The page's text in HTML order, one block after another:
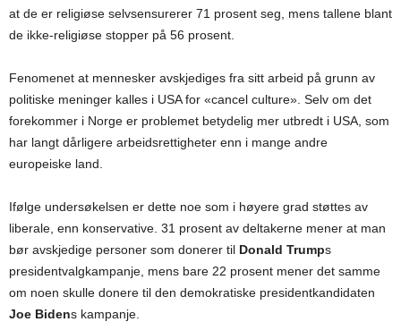
at de er religiøse selvsensurerer 71 prosent seg, mens tallene blant
de ikke-religiøse stopper på 56 prosent.
Fenomenet at mennesker avskjediges fra sitt arbeid på grunn av
politiske meninger kalles i USA for «cancel culture». Selv om det
forekommer i Norge er problemet betydelig mer utbredt i USA, som
har langt dårligere arbeidsrettigheter enn i mange andre
europeiske land.
Ifølge undersøkelsen er dette noe som i høyere grad støttes av
liberale, enn konservative. 31 prosent av deltakerne mener at man
bør avskjedige personer som donerer til Donald Trumps
presidentvalgkampanje, mens bare 22 prosent mener det samme
om noen skulle donere til den demokratiske presidentkandidaten
Joe Bidens kampanje.